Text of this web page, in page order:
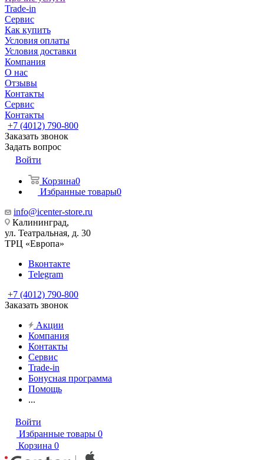
Trade-in
Сервис
Как купить
Условия оплаты
Условия доставки
Компания
О нас
Отзывы
Контакты
Сервис
Контакты
+7 (4012) 790-800
Заказать звонок
Задать вопрос
Войти
Корзина0
Избранные товары0
info@icenter-store.ru
Калининград,
ул. Театральная, д. 30
ТРЦ «Европа»
Вконтакте
Telegram
+7 (4012) 790-800
Заказать звонок
Акции
Компания
Контакты
Сервис
Trade-in
Бонусная программа
Помощь
...
Войти
Избранные товары 0
Корзина 0